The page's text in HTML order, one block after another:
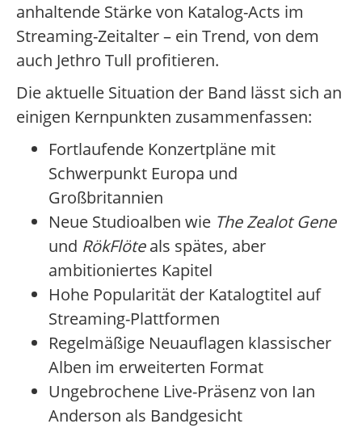
anhaltende Stärke von Katalog-Acts im
Streaming-Zeitalter – ein Trend, von dem
auch Jethro Tull profitieren.
Die aktuelle Situation der Band lässt sich an
einigen Kernpunkten zusammenfassen:
Fortlaufende Konzertpläne mit
Schwerpunkt Europa und
Großbritannien
Neue Studioalben wie The Zealot Gene
und RökFlöteals spätes, aber
ambitioniertes Kapitel
Hohe Popularität der Katalogtitel auf
Streaming-Plattformen
Regelmäßige Neuauflagen klassischer
Alben im erweiterten Format
Ungebrochene Live-Präsenz von Ian
Anderson als Bandgesicht